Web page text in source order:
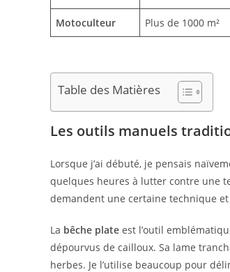
Motoculteur Plus de 1000 m²
Table des Matières
Les outils manuels
Lorsque j’ai débuté, je pensais
quelques heures à lutter contre une
demandent une certaine technique
La bêche plate est l’outil
dépourvus de cailloux. Sa lame
herbes. Je l’utilise beaucoup pour